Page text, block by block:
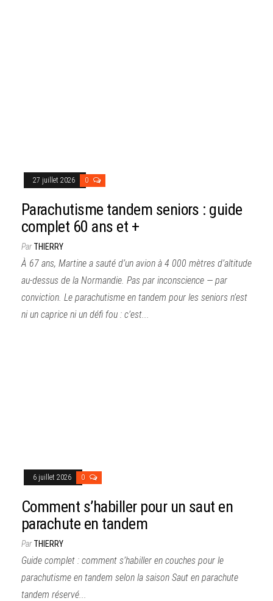
27 juillet 2026 0
Parachutisme tandem seniors : guide
complet 60 ans et +
ParTHIERRY
À 67 ans, Martine a sauté d’un avion à 4 000 mètres d’altitude
au-dessus de la Normandie. Pas par inconscience — par
conviction. Le parachutisme en tandem pour les seniors n’est
ni un caprice ni un défi fou : c’est...
6 juillet 2026 0
Comment s’habiller pour un saut en
parachute en tandem
ParTHIERRY
Guide complet : comment s’habiller en couches pour le
parachutisme en tandem selon la saison Saut en parachute
tandem réservé...